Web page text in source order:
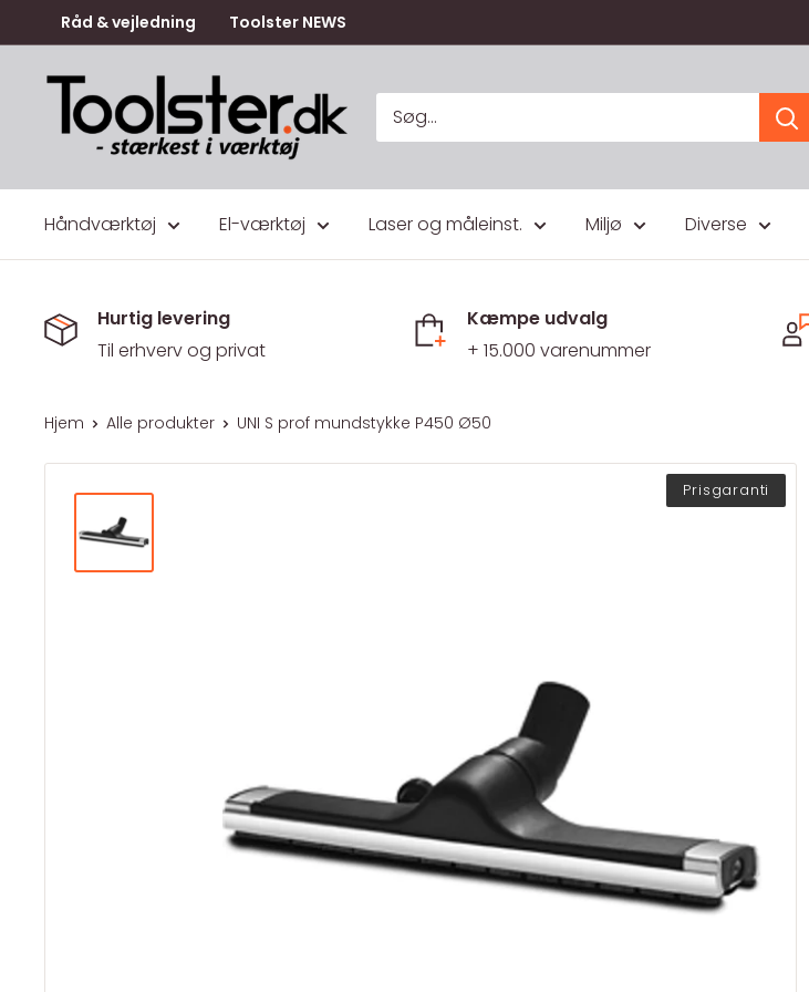
til
indhold
Råd & vejledning Toolster NEWS
Toolster.dk
Håndværktøj El-værktøj Laser og måleinst. Miljø Diverse
Hurtig levering
Til erhverv og privat
Kæmpe udvalg
+ 15.000 varenummer
Hjem Alle produkter UNI S prof mundstykke P450 Ø50
Prisgaranti